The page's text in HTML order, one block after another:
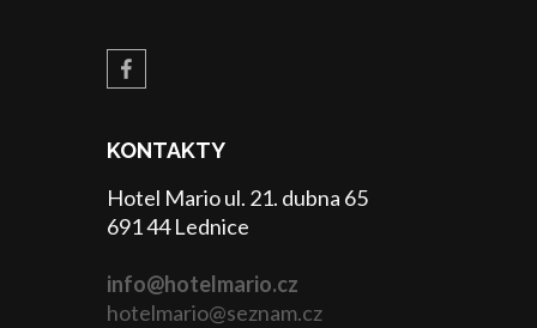
KONTAKTY
Hotel Mario ul. 21. dubna 65
691 44 Lednice
info@hotelmario.cz
hotelmario@seznam.cz